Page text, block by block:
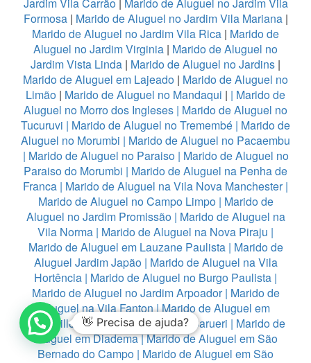
Formosa| Marido de Aluguel no Jardim Vila Mariana|
Marido de Aluguel no Jardim Vila Rica | Marido de
Aluguel no Jardim Virginia | Marido de Aluguel no
Jardim Vista Linda | Marido de Aluguel no Jardins |
Marido de Aluguel em Lajeado | Marido de Aluguel no
Limão | Marido de Aluguel no Mandaqui | | Marido de
Aluguel no Morro dos Ingleses | Marido de Aluguel no
Tucuruvi | Marido de Aluguel no Tremembé | Marido de
Aluguel no Morumbi | Marido de Aluguel no Pacaembu
| Marido de Aluguel no Paraiso| Marido de Aluguel no
Paraiso do Morumbi | Marido de Aluguel na Penha de
Franca | Marido de Aluguel na Vila Nova Manchester|
Marido de Aluguel no Campo Limpo| Marido de
Aluguel no Jardim Promissão| Marido de Aluguel na
Vila Norma | Marido de Aluguel na Nova Piraju |
Marido de Aluguel em Lauzane Paulista| Marido de
Aluguel Jardim Japão| Marido de Aluguel na Vila
Hortência | Marido de Aluguel no Burgo Paulista |
Marido de Aluguel no Jardim Arpoador| Marido de
Aluguel na Vila Fanton|Marido de Aluguel em
Alphaville |Marido de Aluguel no Barueri | Marido de
Aluguel em Diadema|Marido de Aluguel em São
Bernado do Campo | Marido de Aluguel em São
👋 Precisa de ajuda?